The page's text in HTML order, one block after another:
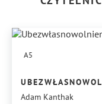
A5
Adam Kanthak